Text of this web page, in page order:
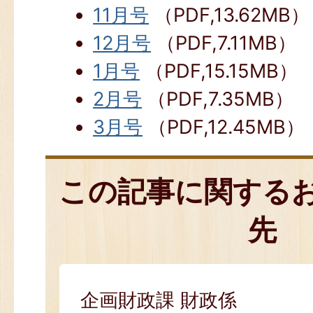
11月号 （PDF,13.62MB）
12月号 （PDF,7.11MB）
1月号 （PDF,15.15MB）
2月号 （PDF,7.35MB）
3月号 （PDF,12.45MB）
この記事に関する
先
企画財政課 財政係